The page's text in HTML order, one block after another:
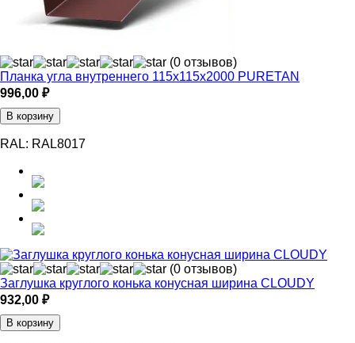
(0 отзывов)
Планка угла внутреннего 115х115х2000 PURETAN
996,00 ₽
В корзину
RAL: RAL8017
(0 отзывов)
Заглушка круглого конька конусная ширина CLOUDY
932,00 ₽
В корзину